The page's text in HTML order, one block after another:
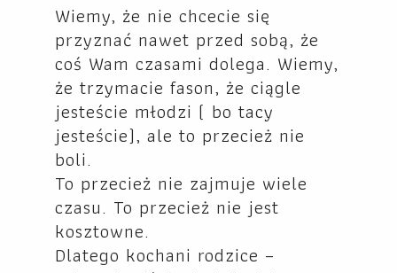
Wiemy, że nie chcecie się
przyznać nawet przed sobą, że
coś Wam czasami dolega. Wiemy,
że trzymacie fason, że ciągle
jesteście młodzi ( bo tacy
jesteście), ale to przecież nie
boli.
To przecież nie zajmuje wiele
czasu. To przecież nie jest
kosztowne.
Dlatego kochani rodzice –